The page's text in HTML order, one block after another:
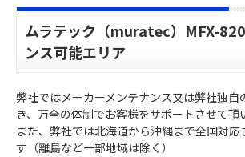
ムラテック（muratec）MFX-
ンス可能エリア
弊社ではメーカーメンテナンス又は弊社独自
き、万全の体制でお客様をサポートさせて頂
また、弊社では北海道から沖縄まで全国対応
す（離島など一部地域は除く）